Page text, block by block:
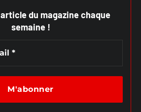
du magazine chaque
semaine !